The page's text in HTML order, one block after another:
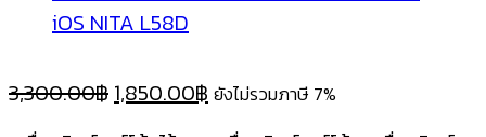
3,300.00฿ Original
1,850.00฿Current
price
ยังไม่รวมภาษี 7%